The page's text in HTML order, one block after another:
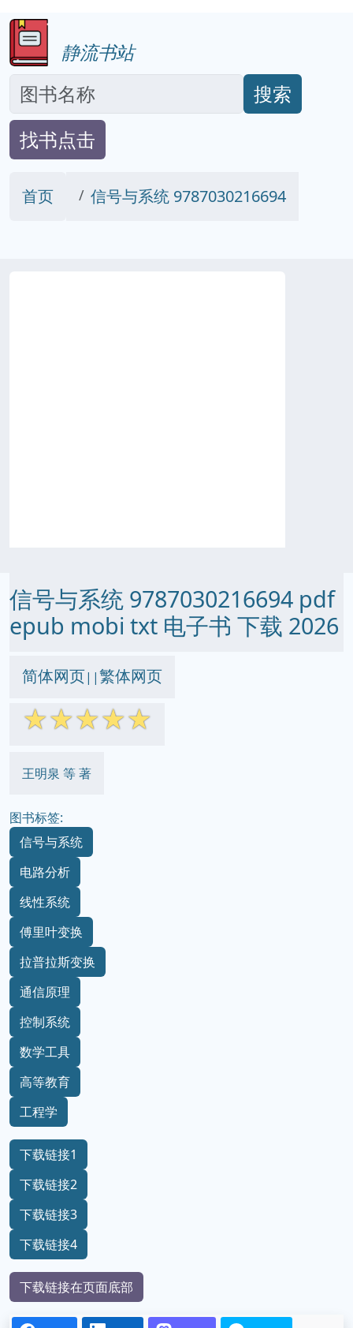
静流书站
搜索
找书点击
首页 信号与系统 9787030216694
信号与系统 9787030216694 pdf
epub mobi txt 电子书 下载 2026
简体网页||繁体网页
☆☆☆☆☆
王明泉 等 著
图书标签:
信号与系统
电路分析
线性系统
傅里叶变换
拉普拉斯变换
通信原理
控制系统
数学工具
高等教育
工程学
下载链接1
下载链接2
下载链接3
下载链接4
下载链接在页面底部